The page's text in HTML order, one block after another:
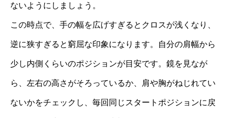
ないようにしましょう。
この時点で、手の幅を広げすぎるとクロスが浅くなり、
逆に狭すぎると窮屈な印象になります。自分の肩幅から
少し内側くらいのポジションが目安です。鏡を見なが
ら、左右の高さがそろっているか、肩や胸がねじれてい
ないかをチェックし、毎回同じスタートポジションに戻